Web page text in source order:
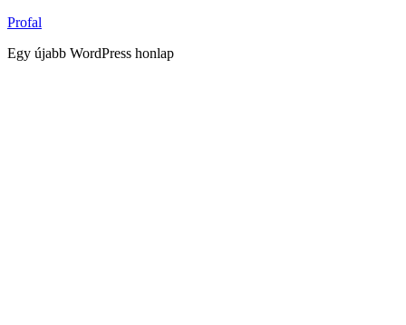
Tartalomhoz
Profal
Egy újabb WordPress honlap